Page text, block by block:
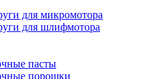
для микромотора
для шлифмотора
пасты
порошки